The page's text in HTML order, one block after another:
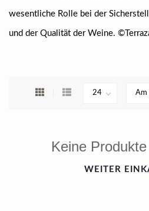
wesentliche Rolle bei der
und der Qualität der Weine.
Keine
WEITER